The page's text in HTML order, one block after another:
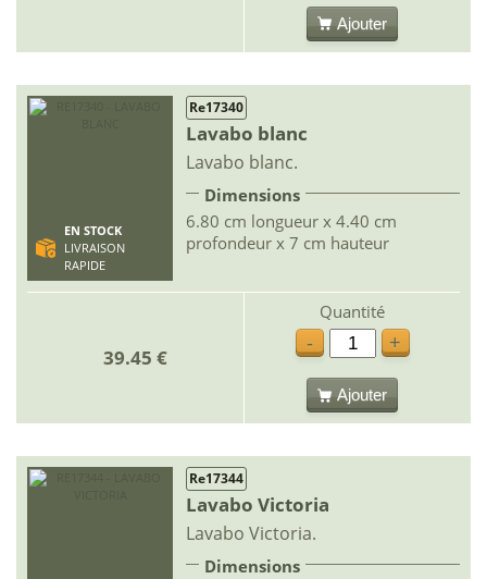
Ajouter
EN STOCK
LIVRAISON
RAPIDE
Re17340
Lavabo blanc
Lavabo blanc.
Dimensions
6.80 cm longueur x 4.40 cm
profondeur x 7 cm hauteur
39.45 €
Quantité
-
+
Ajouter
Re17344
Lavabo Victoria
Lavabo Victoria.
Dimensions